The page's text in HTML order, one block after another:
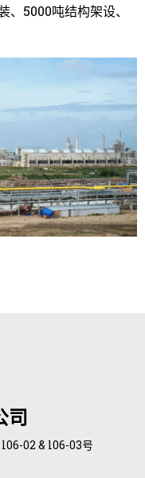
5000吨结构架设、
司
02 & l06-03号